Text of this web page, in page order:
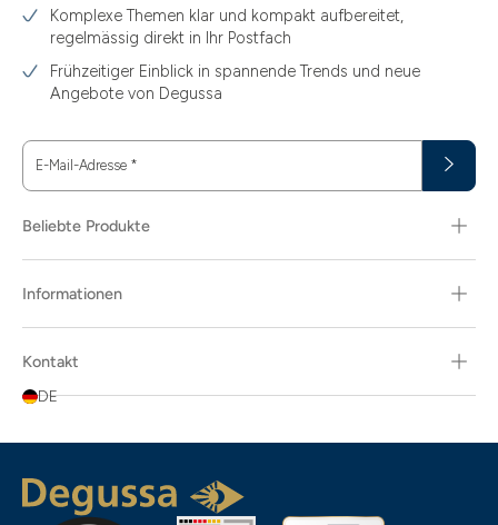
Komplexe Themen klar und kompakt aufbereitet,
regelmässig direkt in Ihr Postfach
Frühzeitiger Einblick in spannende Trends und neue
Angebote von Degussa
E-Mail-Adresse *
Beliebte Produkte
Informationen
Kontakt
DE